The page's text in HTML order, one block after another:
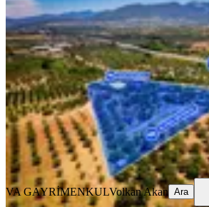
Torbalı Çakırbeyli
M2 Satılık Zeytinlik
İzmir, Torbalı
305 m²·4.262/m²·
1.300.000 ₺
VA GAYRİMENKULVolkan Akan
Ara
VA GAYRİMENKULVolkan Akan Ara